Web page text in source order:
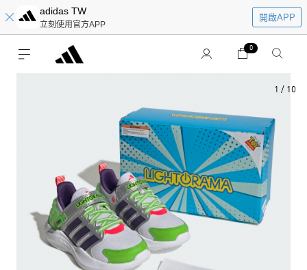
adidas TW
立刻使用官方APP
開啟APP
0
1 / 10